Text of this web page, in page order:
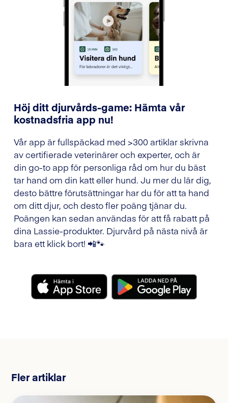
Höj ditt djurvårds-game: Hämta vår
kostnadsfria app nu!
Vår app är fullspäckad med >300 artiklar skrivna
av certifierade veterinärer och experter, och är
din go-to app för personliga råd om hur du bäst
tar hand om din katt eller hund. Ju mer du lär dig,
desto bättre förutsättningar har du för att ta hand
om ditt djur, och desto fler poäng tjänar du.
Poängen kan sedan användas för att få rabatt på
dina Lassie-produkter. Djurvård på nästa nivå är
bara ett klick bort! 📲🐾
Fler artiklar